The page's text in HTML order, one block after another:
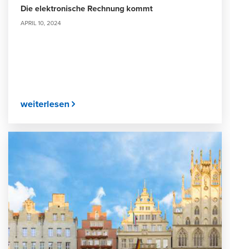
Die elektronische Rechnung kommt
APRIL 10, 2024
weiterlesen